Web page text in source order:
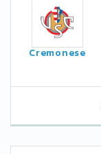
Cremonese